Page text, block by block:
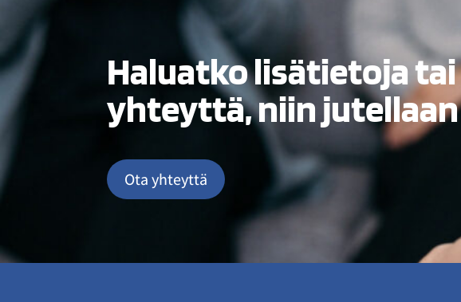
Haluatko lisätietoja
yhteyttä, niin jutellaan
Ota yhteyttä